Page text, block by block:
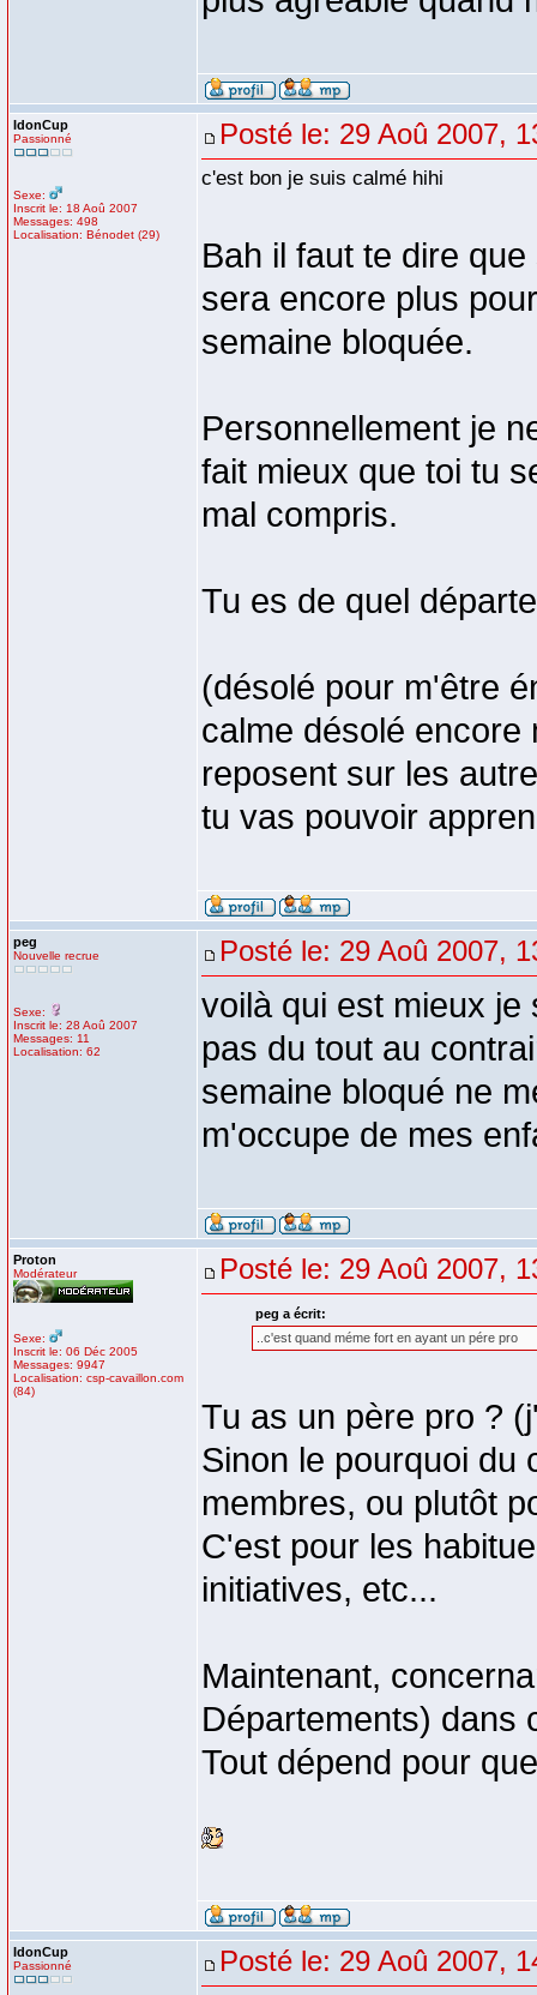
IdonCup
Passionné
Sexe:
Inscrit le: 18 Aoû 2007
Messages: 498
Localisation: Bénodet (29)
Posté le: 29 Aoû 2007,
c'est bon je suis calmé hihi
Bah il faut te dire
sera encore plus
semaine bloquée.
Personnellement je
fait mieux que toi tu
mal compris.
Tu es de quel
(désolé pour m'être
calme désolé encore
reposent sur les
tu vas pouvoir
peg
Nouvelle recrue
Sexe:
Inscrit le: 28 Aoû 2007
Messages: 11
Localisation: 62
Posté le: 29 Aoû 2007,
voilà qui est mieux je
pas du tout au
semaine bloqué ne
m'occupe de mes
Proton
Modérateur
Sexe:
Inscrit le: 06 Déc 2005
Messages: 9947
Localisation: csp-cavaillon.com
(84)
Posté le: 29 Aoû 2007,
peg a écrit:
..c'est quand méme fort en ayant un pére pro
Tu as un père pro ?
Sinon le pourquoi du
membres, ou plutôt
C'est pour les
initiatives, etc...
Maintenant,
Départements) dans
Tout dépend pour
IdonCup
Passionné Posté le: 29 Aoû 2007,